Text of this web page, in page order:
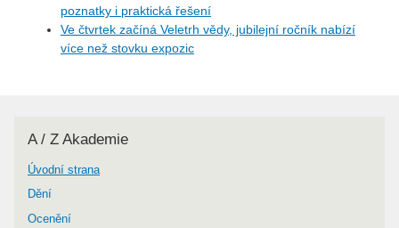
poznatky i praktická řešení
Ve čtvrtek začíná Veletrh vědy, jubilejní ročník nabízí
více než stovku expozic
A / Z Akademie
Úvodní strana
Dění
Ocenění